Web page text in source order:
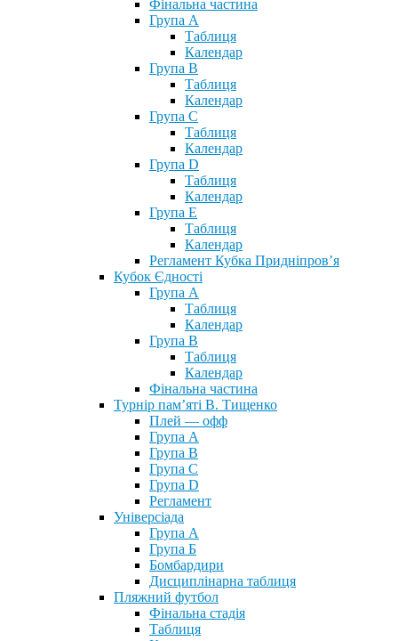
Фінальна частина
Група А
Таблиця
Календар
Група В
Таблиця
Календар
Група С
Таблиця
Календар
Група D
Таблиця
Календар
Група Е
Таблиця
Календар
Регламент Кубка Придніпров’я
Кубок Єдності
Група А
Таблиця
Календар
Група В
Таблиця
Календар
Фінальна частина
Турнір пам’яті В. Тищенко
Плей — офф
Група А
Група B
Група С
Група D
Регламент
Універсіада
Група А
Група Б
Бомбардири
Дисциплінарна таблиця
Пляжний футбол
Фінальна стадія
Таблиця